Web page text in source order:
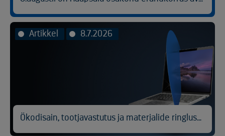
Artikkel 8.7.2026
Ökodisain, tootjavastutus ja materjalide ringlussevõtt